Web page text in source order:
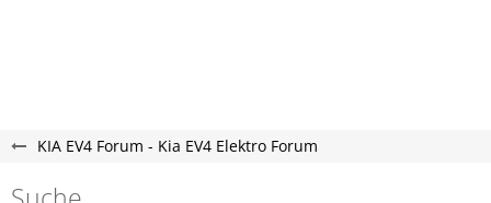
KIA EV4 Forum - Kia EV4 Elektro Forum